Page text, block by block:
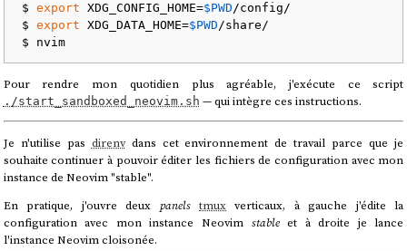
$ export XDG_CONFIG_HOME=$PWD/config/
$ export XDG_DATA_HOME=$PWD/share/
$ nvim
Pour rendre mon quotidien plus agréable, j'exécute ce script
./start_sandboxed_neovim.sh — qui intègre ces instructions.
Je n'utilise pas direnvdans cet environnement de travail parce que je
souhaite continuer à pouvoir éditer les fichiers de configuration avec mon
instance de Neovim "stable".
En pratique, j'ouvre deux panels tmux verticaux, à gauche j'édite la
configuration avec mon instance Neovim stableet à droite je lance
l'instance Neovim cloisonée.